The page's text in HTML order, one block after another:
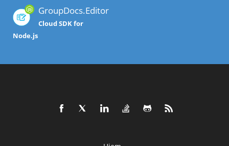
GroupDocs.Editor
Cloud SDK for
Node.js